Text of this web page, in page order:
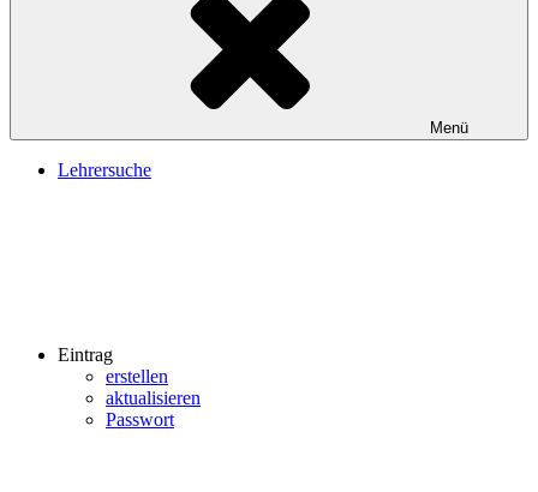
Menü
Lehrersuche
Eintrag
erstellen
aktualisieren
Passwort